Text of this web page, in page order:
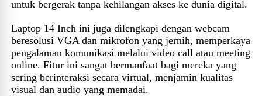
untuk bergerak tanpa kehilangan akses ke dunia digital.
Laptop 14 Inch ini juga dilengkapi dengan webcam
beresolusi VGA dan mikrofon yang jernih, memperkaya
pengalaman komunikasi melalui video call atau meeting
online. Fitur ini sangat bermanfaat bagi mereka yang
sering berinteraksi secara virtual, menjamin kualitas
visual dan audio yang memadai.